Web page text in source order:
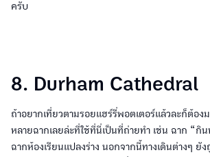
ครับ
8. Durham Cathedral
ถ้าอยากเที่ยวตามรอยแฮร์รี่พอตเตอร์แล้วละก็ต้อง
หลายฉากเลยล่ะที่ใช้ที่นี่เป็นที่ถ่ายทำ เช่น ฉาก “กิ
ฉากห้องเรียนแปลงร่าง นอกจากนี้ทางเดินต่างๆ ยัง